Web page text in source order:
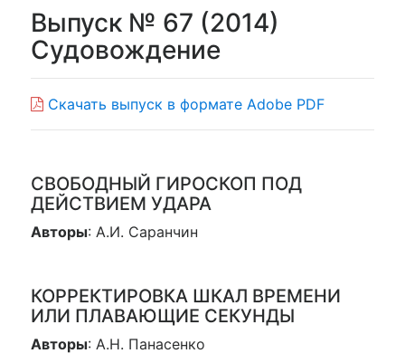
Выпуск № 67 (2014)
Судовождение
Скачать выпуск в формате Adobe PDF
СВОБОДНЫЙ ГИРОСКОП ПОД
ДЕЙСТВИЕМ УДАРА
Авторы: А.И. Саранчин
КОРРЕКТИРОВКА ШКАЛ ВРЕМЕНИ
ИЛИ ПЛАВАЮЩИЕ СЕКУНДЫ
Авторы: А.Н. Панасенко